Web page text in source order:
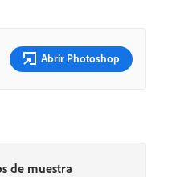
Abrir Photoshop
de muestra